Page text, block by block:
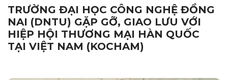
TRƯỜNG ĐẠI HỌC CÔNG NGHỆ ĐỒNG
NAI (DNTU) GẶP GỠ, GIAO LƯU VỚI
HIỆP HỘI THƯƠNG MẠI HÀN QUỐC
TẠI VIỆT NAM (KOCHAM)